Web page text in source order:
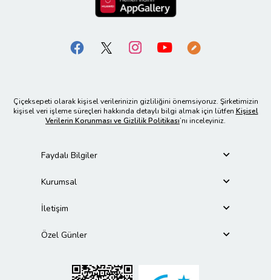
Çiçeksepeti olarak kişisel verilerinizin gizliliğini önemsiyoruz. Şirketimizin
kişisel veri işleme süreçleri hakkında detaylı bilgi almak için lütfen Kişisel
Verilerin Korunması ve Gizlilik Politikası’nı inceleyiniz.
Faydalı Bilgiler
Kurumsal
İletişim
Özel Günler